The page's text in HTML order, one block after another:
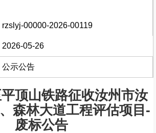
rzslyj-00000-2026-00119
2026-05-26
公示公告
顶山铁路征收汝州市汝
森林大道工程评估项目-
废标公告